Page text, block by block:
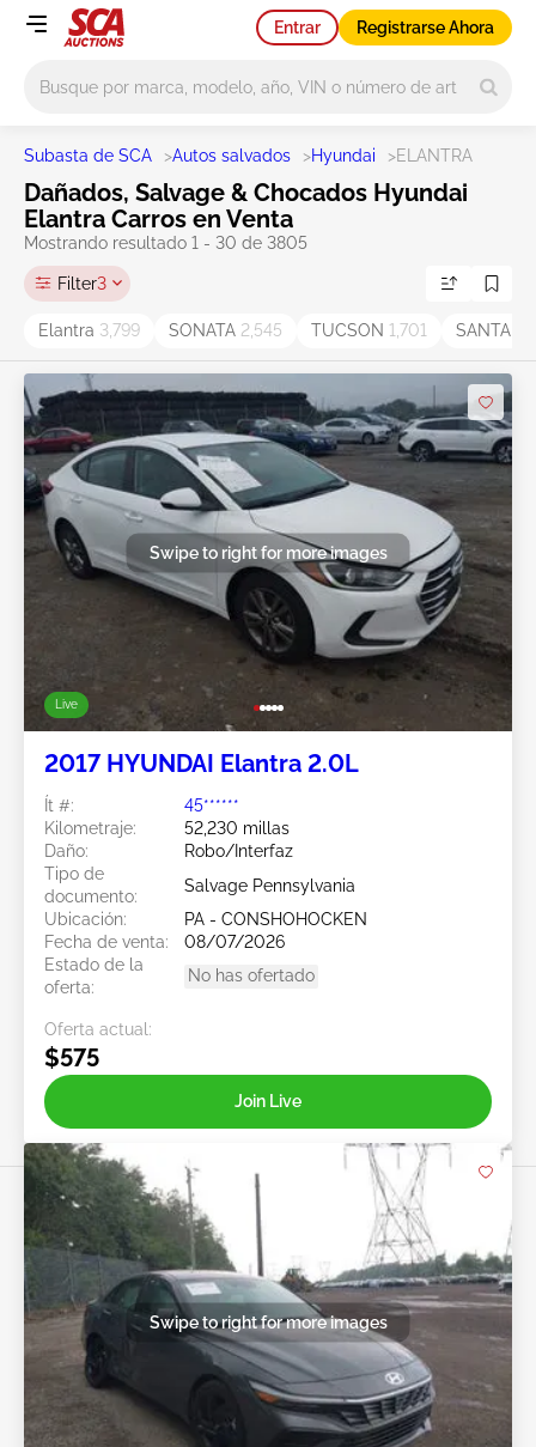
Entrar Registrarse Ahora
Subasta de SCA >Autos salvados >Hyundai >ELANTRA
Dañados, Salvage & Chocados Hyundai
Elantra Carros en Venta
Mostrando resultado 1 - 30 de 3805
Filter3
Elantra 3,799 SONATA 2,545 TUCSON 1,701 SANTA
Live
Swipe to right for more images
2017 HYUNDAI Elantra 2.0L
Ít #:
45******
Kilometraje:
52,230 millas
Daño:
Robo/Interfaz
Tipo de
documento:
Salvage Pennsylvania
Ubicación:
PA - CONSHOHOCKEN
Fecha de venta:
08/07/2026
Estado de la
oferta:
No has ofertado
Oferta actual:
$575
Join Live
Swipe to right for more images